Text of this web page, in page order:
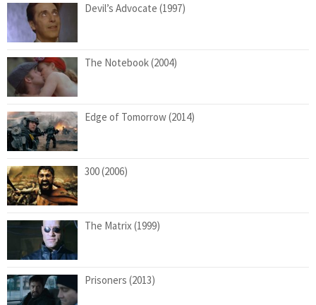
Devil’s Advocate (1997)
The Notebook (2004)
Edge of Tomorrow (2014)
300 (2006)
The Matrix (1999)
Prisoners (2013)